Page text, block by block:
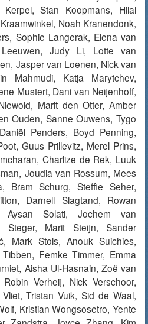
Stan Koopmans, Hilal
Noah Kranendonk,
Sophie Langerak, Elena van
Judy Li, Lotte van
Jasper van Loenen, Nick van
Mahmudi, Katja Marytchev,
Mustert, Dani van Neijenhoff,
Marit den Otter, Amber
Ouden, Sanne Ouwens, Tygo
Penders, Boyd Penning,
Guus Prillevitz, Merel Prins,
Charlize de Rek, Luuk
Joudia van Rossum, Mees
Bram Schurg, Steffie Seher,
Darnell Slagtand, Rowan
Aysan Solati, Jochem van
Steger, Marit Steijn, Sander
Mark Stols, Anouk Suichies,
Femke Timmer, Emma
Aisha Ul-Hasnain, Zoë van
Verheij, Nick Verschoor,
Tristan Vuik, Sid de Waal,
Kristian Wongsosetro, Yente